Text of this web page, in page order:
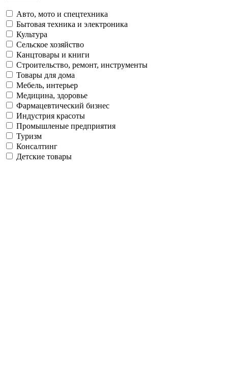
Авто, мото и спецтехника
Бытовая техника и электроника
Культура
Сельское хозяйство
Канцтовары и книги
Строительство, ремонт, инструменты
Товары для дома
Мебель, интерьер
Медицина, здоровье
Фармацевтический бизнес
Индустрия красоты
Промышленые предприятия
Туризм
Консалтинг
Детские товары